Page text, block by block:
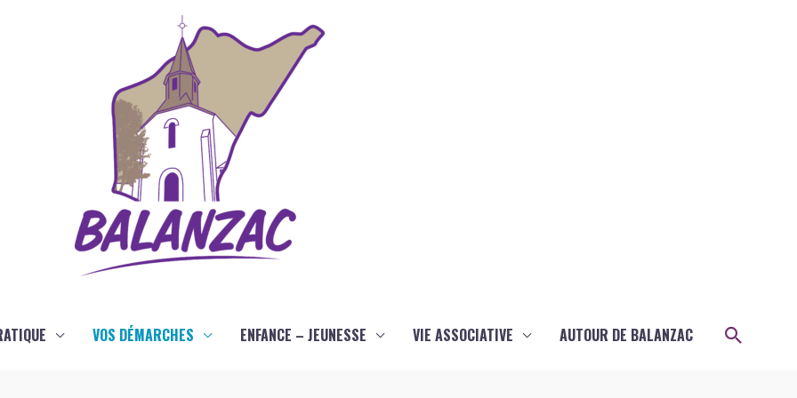
VOS DÉMARCHES ENFANCE – JEUNESSE VIE ASSOCIATIVE AUTOUR DE BALANZAC